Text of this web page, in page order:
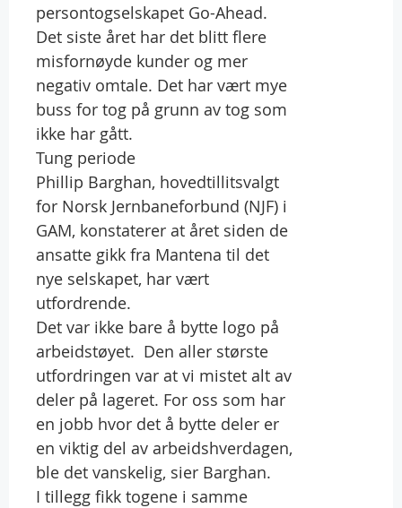
persontogselskapet Go-Ahead.
Det siste året har det blitt flere
misfornøyde kunder og mer
negativ omtale. Det har vært mye
buss for tog på grunn av tog som
ikke har gått.
Tung periode
Phillip Barghan, hovedtillitsvalgt
for Norsk Jernbaneforbund (NJF) i
GAM, konstaterer at året siden de
ansatte gikk fra Mantena til det
nye selskapet, har vært
utfordrende.
Det var ikke bare å bytte logo på
arbeidstøyet.  Den aller største
utfordringen var at vi mistet alt av
deler på lageret. For oss som har
en jobb hvor det å bytte deler er
en viktig del av arbeidshverdagen,
ble det vanskelig, sier Barghan.
I tillegg fikk togene i samme